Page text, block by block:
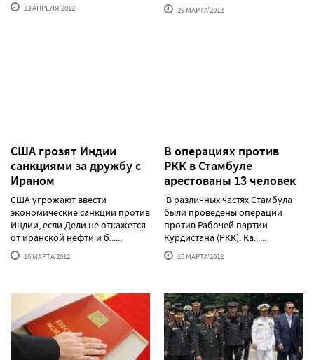
13 АПРЕЛЯ'2012 29 МАРТА'2012
США грозят Индии
санкциями за дружбу с
Ираном
США угрожают ввести
экономические санкции против
Индии, если Дели не откажется
от иранской нефти и б......
16 МАРТА'2012
В операциях против
РКК в Стамбуле
арестованы 13 человек
В различных частях Стамбула
были проведены операции
против Рабочей партии
Курдистана (РКК). Ка......
15 МАРТА'2012